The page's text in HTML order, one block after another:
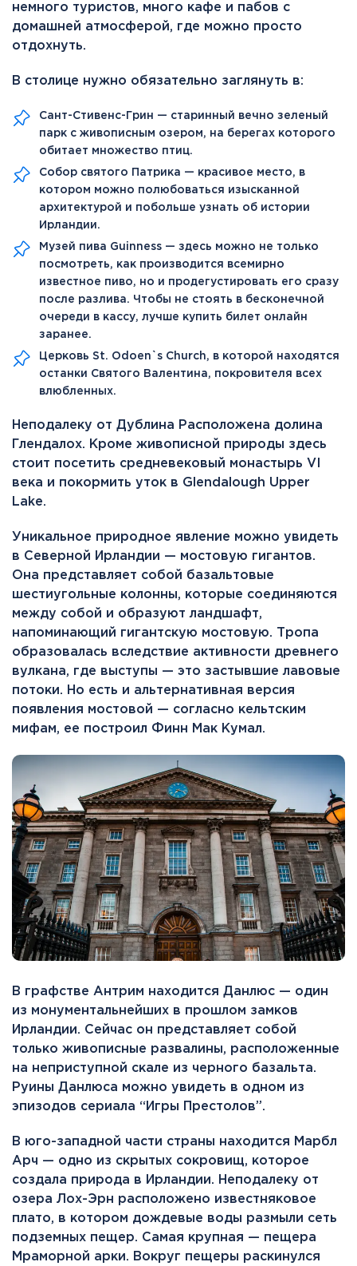
немного туристов, много кафе и пабов с
домашней атмосферой, где можно просто
отдохнуть.
В столице нужно обязательно заглянуть в:
Сант-Стивенс-Грин — старинный вечно зеленый
парк с живописным озером, на берегах которого
обитает множество птиц.
Собор святого Патрика — красивое место, в
котором можно полюбоваться изысканной
архитектурой и побольше узнать об истории
Ирландии.
Музей пива Guinness — здесь можно не только
посмотреть, как производится всемирно
известное пиво, но и продегустировать его сразу
после разлива. Чтобы не стоять в бесконечной
очереди в кассу, лучше купить билет онлайн
заранее.
Церковь St. Odoen`s Church, в которой находятся
останки Святого Валентина, покровителя всех
влюбленных.
Неподалеку от Дублина Расположена долина
Глендалох. Кроме живописной природы здесь
стоит посетить средневековый монастырь VI
века и покормить уток в Glendalough Upper
Lake.
Уникальное природное явление можно увидеть
в Северной Ирландии — мостовую гигантов.
Она представляет собой базальтовые
шестиугольные колонны, которые соединяются
между собой и образуют ландшафт,
напоминающий гигантскую мостовую. Тропа
образовалась вследствие активности древнего
вулкана, где выступы — это застывшие лавовые
потоки. Но есть и альтернативная версия
появления мостовой — согласно кельтским
мифам, ее построил Финн Мак Кумал.
В графстве Антрим находится Данлюс — один
из монументальнейших в прошлом замков
Ирландии. Сейчас он представляет собой
только живописные развалины, расположенные
на неприступной скале из черного базальта.
Руины Данлюса можно увидеть в одном из
эпизодов сериала “Игры Престолов”.
В юго-западной части страны находится Марбл
Арч — одно из скрытых сокровищ, которое
создала природа в Ирландии. Неподалеку от
озера Лох-Эрн расположено известняковое
плато, в котором дождевые воды размыли сеть
подземных пещер. Самая крупная — пещера
Мраморной арки. Вокруг пещеры раскинулся